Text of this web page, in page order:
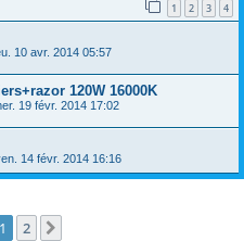
1 2 3 4
10 avr. 2014 05:57
120W 16000K
19 févr. 2014 17:02
14 févr. 2014 16:16
1 2